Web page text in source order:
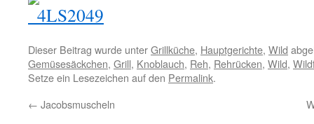
Dieser Beitrag wurde unterGrillküche, Hauptgerichte, Wild
Gemüsesäckchen, Grill, Knoblauch, Reh, Rehrücken, Wild,
Setze ein Lesezeichen auf den Permalink.
← Jacobsmuscheln